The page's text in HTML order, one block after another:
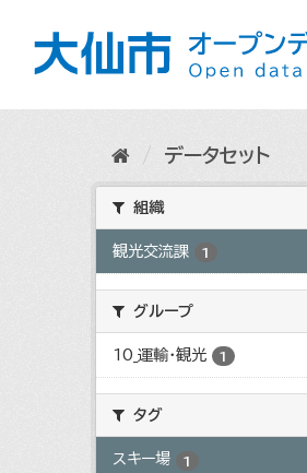
データセット
組織
観光交流課 1
グループ
10_運輸・観光 1
タグ
スキー場 1